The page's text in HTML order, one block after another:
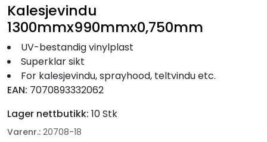
Kalesjevindu
1300mmx990mmx0,750mm
UV-bestandig vinylplast
Superklar sikt
For kalesjevindu, sprayhood, teltvindu etc.
EAN: 7070893332062
Lager nettbutikk: 10 Stk
Varenr.: 20708-18
Nyheter